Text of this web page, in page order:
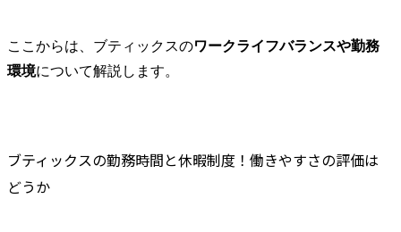
ここからは、ブティックスのワークライフバランスや勤務
環境について解説します。
ブティックスの勤務時間と休暇制度！働きやすさの評価は
どうか